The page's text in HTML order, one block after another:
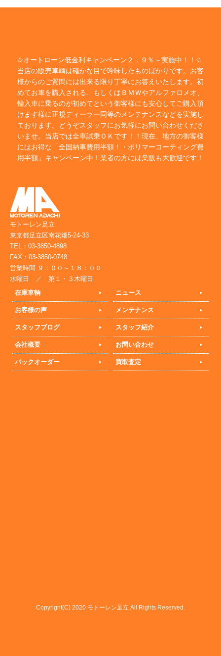
✩オートローン低金利キャンペーン２．９％～実施中！！✩
当店の販売車輌は確かな目で吟味したものばかりです。お客
様からのご質問には出来る限り丁寧にお答えいたします。初
めてお車を購入される、もしくはＢＭＷやアルファロメオ、
輸入車に乗るのが初めてという御客様にも安心してご購入頂
けます様に正規ディーラー同等のメンテナンスなどを実施し
ております。どうぞスタッフにお気軽にお問い合わせくださ
いませ。当店では全車試乗ＯＫです！！現在、地方の御客様
にはお得な「全国納車費用半額！・ポリマーコーティング費
用半額」キャンペーン中！業者の方には業販も大歓迎です！
モトーレン足立
東京都足立区南花畑5-24-33
TEL：03-3850-4898
FAX：03-3850-0748
営業時間 ９：００～１８：００
水曜日 ／ 第１・３木曜日
在庫車輌
ニュース
お客様の声 メンテナンス
スタッフブログ スタッフ紹介
会社概要 お問い合わせ
バックオーダー 買取査定
Copyright(C) 2020 モトーレン足立 All Rights Reserved.